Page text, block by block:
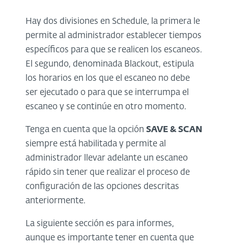
Hay dos divisiones en Schedule, la primera le
permite al administrador establecer tiempos
específicos para que se realicen los escaneos.
El segundo, denominada Blackout, estipula
los horarios en los que el escaneo no debe
ser ejecutado o para que se interrumpa el
escaneo y se continúe en otro momento.
Tenga en cuenta que la opción SAVE & SCAN
siempre está habilitada y permite al
administrador llevar adelante un escaneo
rápido sin tener que realizar el proceso de
configuración de las opciones descritas
anteriormente.
La siguiente sección es para informes,
aunque es importante tener en cuenta que